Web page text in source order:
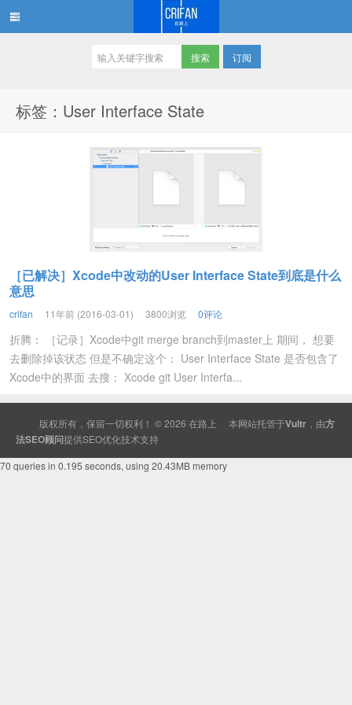
订阅
标签：User Interface State
［已解决］Xcode中改动的User Interface State到底是什么
意思
crifan 11年前 (2016-03-01) 3800浏览 0评论
折腾： ［记录］Xcode中git merge branch到master上 期间， 想要
去删除掉该状态 但是不确定这个： User Interface State 是否包含了
Xcode中的界面 去搜： Xcode git User Interfa...
版权所有，保留一切权利！ © 2026 在路上 本网站托管于Vultr ，由方
法SEO顾问提供SEO优化技术支持
70 queries in 0.195 seconds, using 20.43MB memory